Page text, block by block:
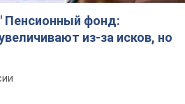
Пенсионный фонд:
из-за исков, но